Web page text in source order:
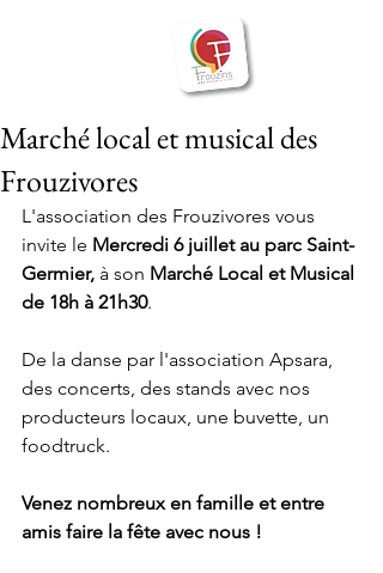
Marché local et musical des
Frouzivores
L'association des Frouzivores vous
invite le Mercredi 6 juillet au parc Saint-
Germier, à son Marché Local et Musical
de 18h à 21h30.
De la danse par l'association Apsara,
des concerts, des stands avec nos
producteurs locaux, une buvette, un
foodtruck.
Venez nombreux en famille et entre
amis faire la fête avec nous !